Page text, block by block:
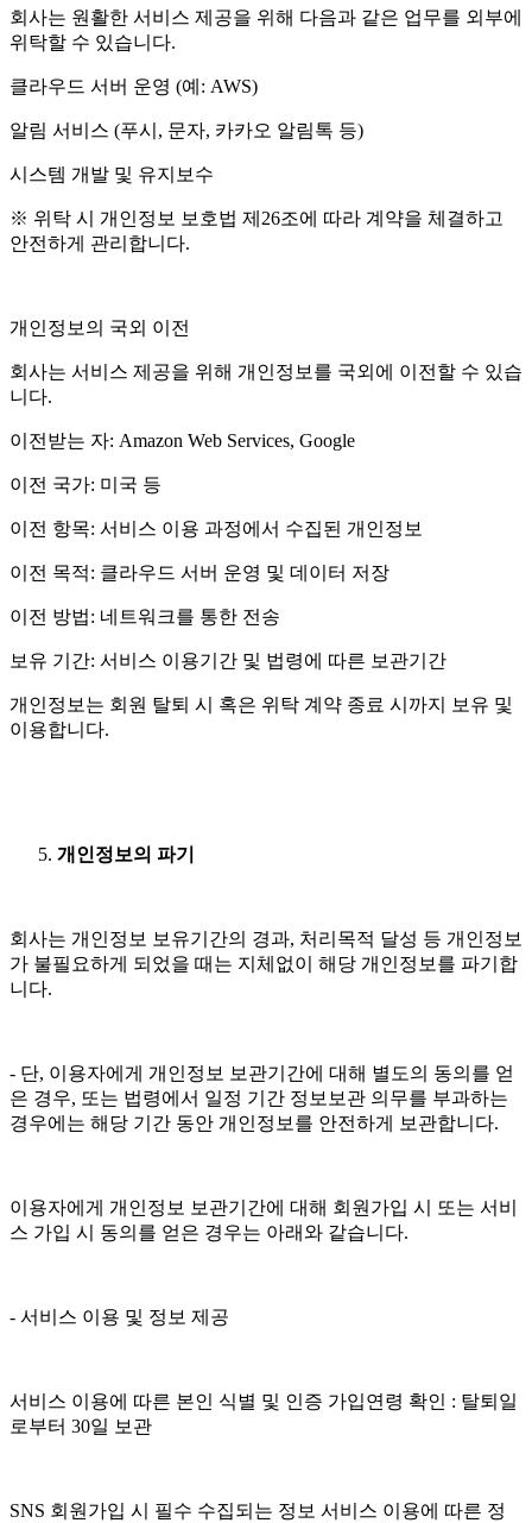
회사는 원활한 서비스 제공을 위해 다음과 같은 업무를 외부에
위탁할 수 있습니다.
클라우드 서버 운영 (예: AWS)
알림 서비스 (푸시, 문자, 카카오 알림톡 등)
시스템 개발 및 유지보수
※ 위탁 시 개인정보 보호법 제26조에 따라 계약을 체결하고
안전하게 관리합니다.
개인정보의 국외 이전
회사는 서비스 제공을 위해 개인정보를 국외에 이전할 수 있습
니다.
이전받는 자: Amazon Web Services, Google
이전 국가: 미국 등
이전 항목: 서비스 이용 과정에서 수집된 개인정보
이전 목적: 클라우드 서버 운영 및 데이터 저장
이전 방법: 네트워크를 통한 전송
보유 기간: 서비스 이용기간 및 법령에 따른 보관기간
개인정보는 회원 탈퇴 시 혹은 위탁 계약 종료 시까지 보유 및
이용합니다.
개인정보의 파기
회사는 개인정보 보유기간의 경과, 처리목적 달성 등 개인정보
가 불필요하게 되었을 때는 지체없이 해당 개인정보를 파기합
니다.
- 단, 이용자에게 개인정보 보관기간에 대해 별도의 동의를 얻
은 경우, 또는 법령에서 일정 기간 정보보관 의무를 부과하는
경우에는 해당 기간 동안 개인정보를 안전하게 보관합니다.
이용자에게 개인정보 보관기간에 대해 회원가입 시 또는 서비
스 가입 시 동의를 얻은 경우는 아래와 같습니다.
- 서비스 이용 및 정보 제공
서비스 이용에 따른 본인 식별 및 인증 가입연령 확인 : 탈퇴일
로부터 30일 보관
SNS 회원가입 시 필수 수집되는 정보 서비스 이용에 따른 정